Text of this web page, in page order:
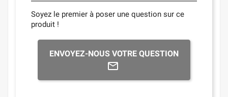
Soyez le premier à poser une question sur ce
produit !
ENVOYEZ-NOUS VOTRE QUESTION